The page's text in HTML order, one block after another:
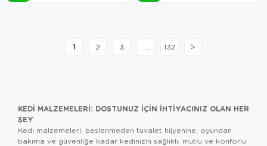
1 2 3 132 >
KEDI MALZEMELERI: DOSTUNUZ İÇIN İHTIYACINIZ OLAN HER
ŞEY
Kedi malzemeleri; beslenmeden tuvalet hijyenine, oyundan
bakıma ve güvenliğe kadar kedinizin sağlıklı, mutlu ve konforlu